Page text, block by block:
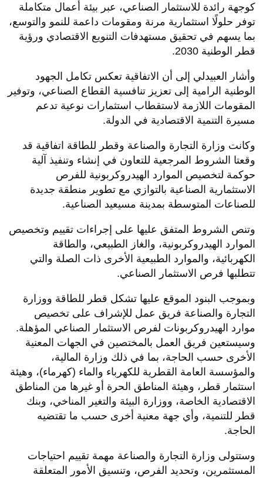
كوجهة رائدة للاستثمار الصناعي، عبر بيئة أعمال متكاملة
توفر حلولًا استثمارية مرنة ومقومات داعمة للنمو والتوسع،
بما يسهم في تحقيق مستهدفات التنويع الاقتصادي ورؤية
قطر الوطنية 2030.
وأشار العبيدلي إلى أن الاتفاقية تعكس تكامل الجهود
الوطنية الرامية إلى تعزيز تنافسية القطاع الصناعي، وتوفير
المقومات اللازمة لاستقطاب استثمارات نوعية تدعم
مسيرة التنمية الاقتصادية في الدولة.
وكانت وزارة التجارة والصناعة وقطر للطاقة اتفاقية قد
وقعتا الشروط المرجعية للتعاون في إنشاء وتنفيذ آلية
حوكمة لتخصيص الموارد الهيدروكربونية للفرص
الاستثمارية الصناعية بالتوازي مع تطوير منطقة جديدة
للصناعات المتوسطة بمدينة مسيعيد الصناعية.
وتنص الشروط المتفق عليها على إجراءات تقييم وتخصيص
الموارد الهيدروكربونية، والغاز الطبيعي، والطاقة
الكهربائية، والموارد الطبيعية الأخرى ذات الصلة والتي
تتطلبها فرص الاستثمار الصناعي.
وبموجب البنود الموقع عليها تشكل قطر للطاقة ووزارة
التجارة والصناعة فريق عمل للإشراف على تخصيص
موارد الهيدروكربونات لفرص الاستثمار الصناعي المؤهلة.
وسيستعين فريق العمل بالمختصين في الجهات المعنية
الأخرى حسب الحاجة، بما في ذلك وزارة المالية،
والمؤسسة العامة القطرية للكهرباء والماء (كهرماء)، وهيئة
استثمار قطر، وهيئة المناطق الحرة أو غيرها من المناطق
الاقتصادية الخاصة، ووزارة البيئة والتغير المناخي، وبنك
قطر للتنمية، وأي جهة معنية أخرى حسب ما تقتضيه
الحاجة.
وستتولى وزارة التجارة والصناعة مهمة تقييم احتياجات
المستثمرين، وتحديد الفرص، وتنسيق الأمور المتعلقة